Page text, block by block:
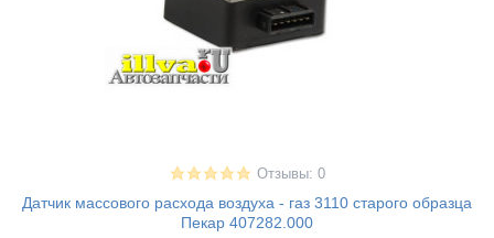
Отзывы: 0
Датчик массового расхода воздуха - газ 3110 старого образца
Пекар 407282.000